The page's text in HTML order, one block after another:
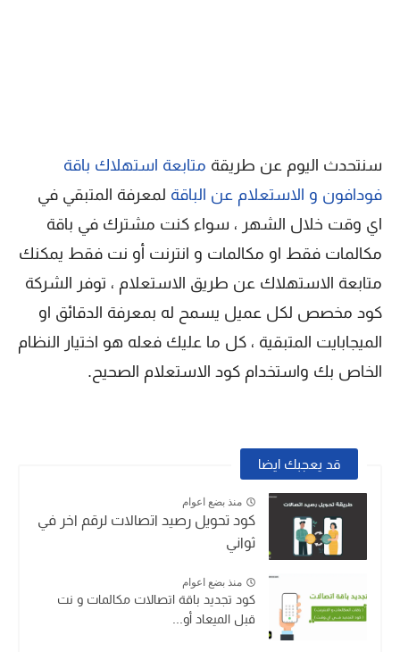
سنتحدث اليوم عن طريقة متابعة استهلاك باقة
فودافون و الاستعلام عن الباقة لمعرفة المتبقي في
اي وقت خلال الشهر ، سواء كنت مشترك في باقة
مكالمات فقط او مكالمات و انترنت أو نت فقط يمكنك
متابعة الاستهلاك عن طريق الاستعلام ، توفر الشركة
كود مخصص لكل عميل يسمح له بمعرفة الدقائق او
الميجابايت المتبقية ، كل ما عليك فعله هو اختيار النظام
الخاص بك واستخدام كود الاستعلام الصحيح.
قد يعجبك ايضا
منذ بضع اعوام
كود تحويل رصيد اتصالات لرقم اخر في
ثواني
منذ بضع اعوام
كود تجديد باقة اتصالات مكالمات و نت
قبل الميعاد أو...